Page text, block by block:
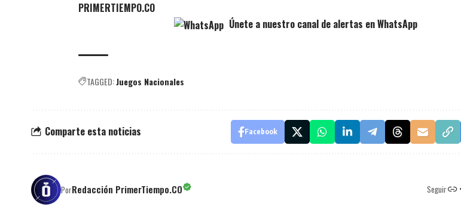
PRIMERTIEMPO.CO
Únete a nuestro canal de alertas en WhatsApp
TAGGED:Juegos Nacionales
Comparte esta noticias Facebook
PorRedacción PrimerTiempo.CO Seguir